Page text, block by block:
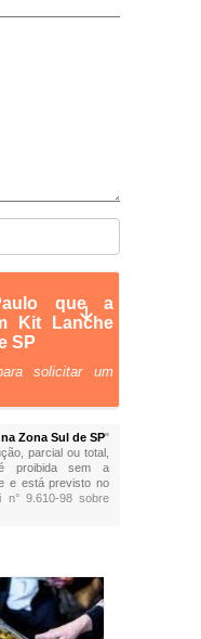
que a
Kit Lanche
SP
solicitar um
Zona Sul de SP"
parcial ou total,
proibida sem a
e está previsto no
n° 9.610-98 sobre